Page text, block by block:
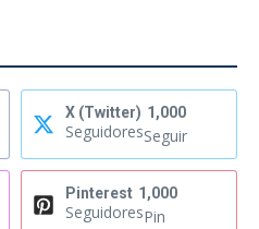
X (Twitter) 1,000
SeguidoresSeguir
Pinterest 1,000
SeguidoresPin